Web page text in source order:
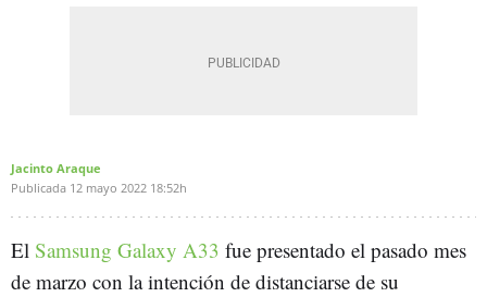
Jacinto Araque
Publicada 12 mayo 2022 18:52h
El Samsung Galaxy A33 fue presentado el pasado mes
de marzo con la intención de distanciarse de su